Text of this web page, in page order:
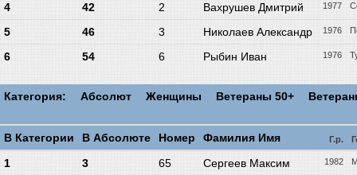
4 42 2 Вахрушев Дмитрий 1977
5 46 3 Николаев Александр 1976
6 54 6 Рыбин Иван 1976
Категория: Абсолют Женщины Ветераны 50+
В Категории В Абсолюте Номер Фамилия Имя Г.р.
1 3 65 Сергеев Максим 1982